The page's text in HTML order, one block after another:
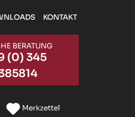
KONTAKT
BERATUNG
(0) 345
Merkzettel